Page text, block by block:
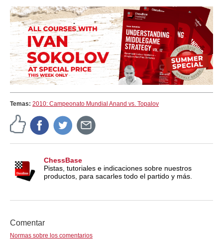
Temas: 2010: Campeonato Mundial Anand vs. Topalov
ChessBase
Pistas, tutoriales e indicaciones sobre nuestros
productos, para sacarles todo el partido y más.
Comentar
Normas sobre los comentarios